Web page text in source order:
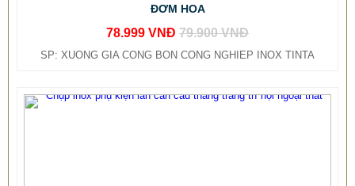
78.999 VNĐ 79.900 VNĐ
SP: XUONG GIA CONG BON CONG NGHIEP INOX TINTA